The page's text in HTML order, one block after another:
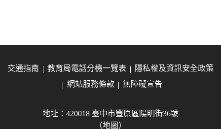
交通指南 教育局電話分機一覽表
隱私權及資訊安全政策
網站服務條款
無障礙宣告
地址：420018 臺中市豐原區陽明街36號
（地圖）